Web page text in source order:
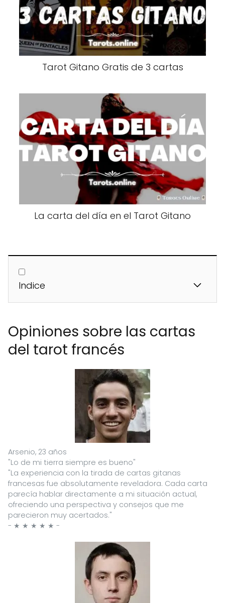
Tarot Gitano Gratis de 3 cartas
La carta del día en el Tarot Gitano
Indice
Opiniones sobre las cartas
del tarot francés
Arsenio, 23 años
"Lo de mi tierra siempre es bueno"
"La experiencia con la tirada de cartas gitanas
francesas fue absolutamente reveladora. Cada carta
parecía hablar directamente a mi situación actual,
ofreciendo una perspectiva y consejos que me
parecieron muy acertados."
- ★ ★ ★ ★ ★ -